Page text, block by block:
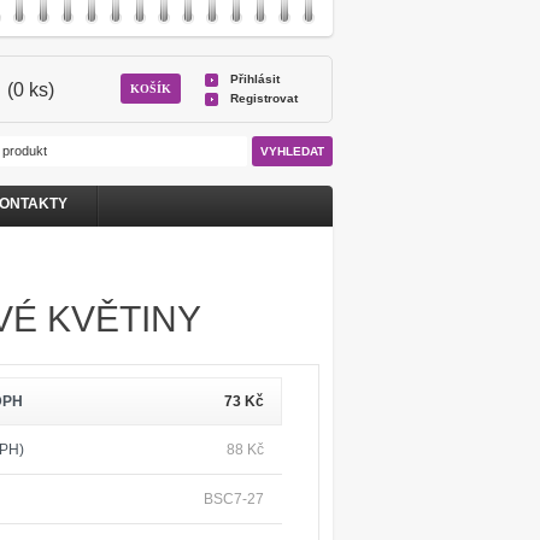
KVĚTINY
73 Kč
88 Kč
BSC7-27
ks) KOŠÍK
Přihlásit
Registrovat